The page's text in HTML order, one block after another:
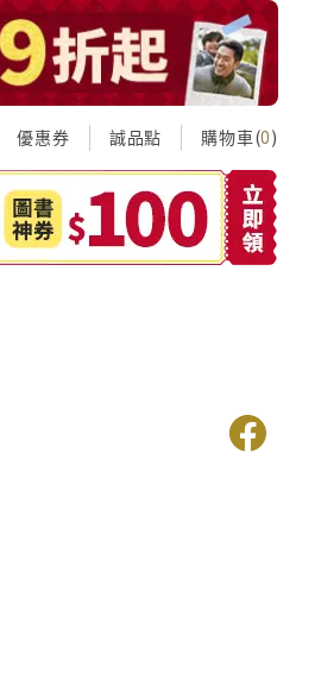
優惠券 誠品點 購物車(0)